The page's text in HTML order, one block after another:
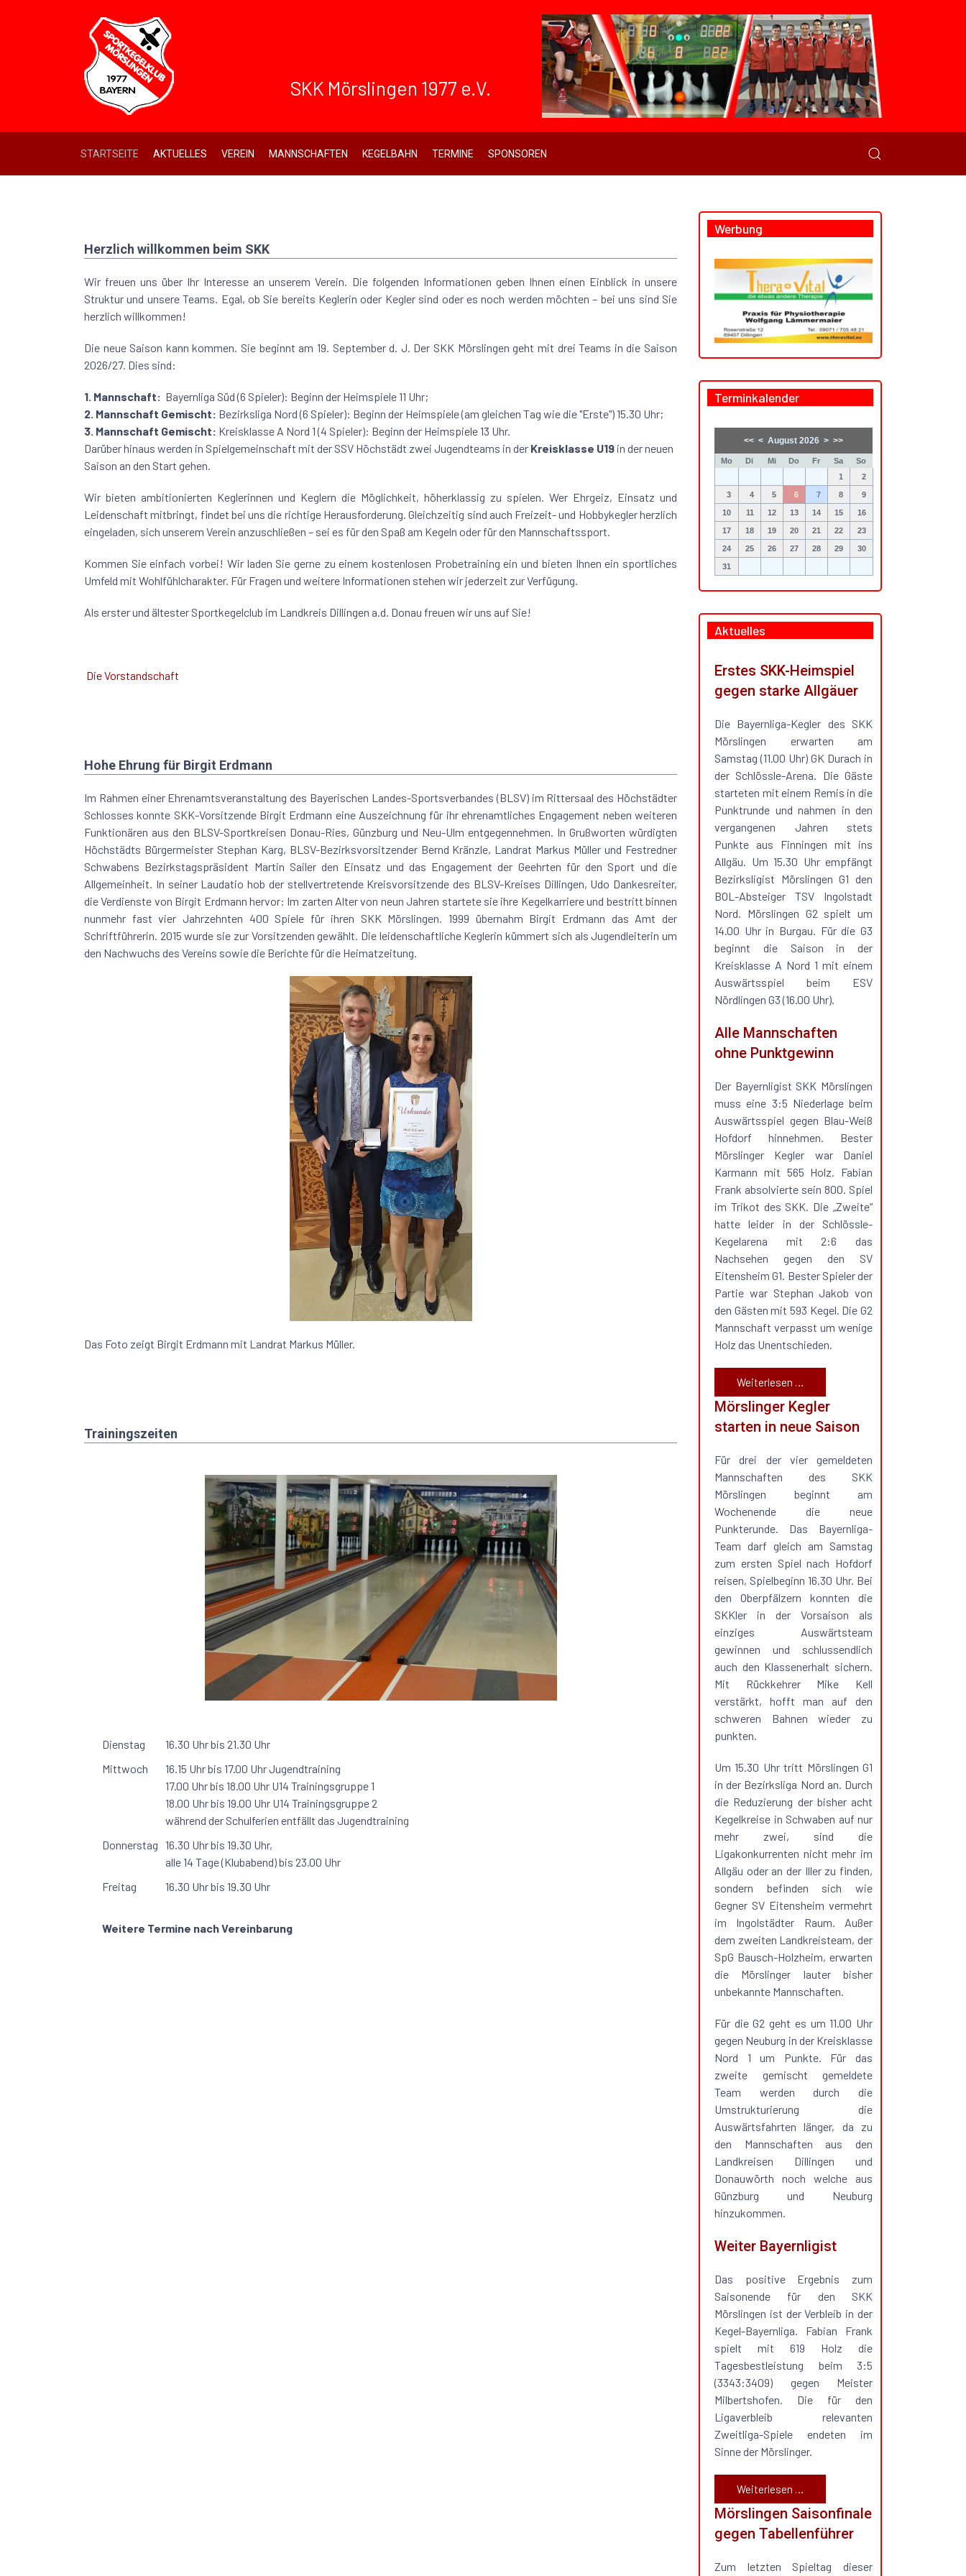
SKK Mörslingen 1977 e.V.
STARTSEITE AKTUELLES VEREIN MANNSCHAFTEN KEGELBAHN TERMINE SPONSOREN
Herzlich willkommen beim SKK
Wir freuen uns über Ihr Interesse an unserem Verein. Die folgenden Informationen geben Ihnen einen Einblick in unsere
Struktur und unsere Teams. Egal, ob Sie bereits Keglerin oder Kegler sind oder es noch werden möchten – bei uns sind Sie
herzlich willkommen!
Die neue Saison kann kommen. Sie beginnt am 19. September d. J. Der SKK Mörslingen geht mit drei Teams in die Saison
2026/27. Dies sind:
1. Mannschaft: Bayernliga Süd (6 Spieler): Beginn der Heimspiele 11 Uhr;
2. Mannschaft Gemischt: Bezirksliga Nord (6 Spieler): Beginn der Heimspiele (am gleichen Tag wie die "Erste") 15.30 Uhr;
3. Mannschaft Gemischt: Kreisklasse A Nord 1 (4 Spieler): Beginn der Heimspiele 13 Uhr.
Darüber hinaus werden in Spielgemeinschaft mit der SSV Höchstädt zwei Jugendteams in der Kreisklasse U19 in der neuen
Saison an den Start gehen.
Wir bieten ambitionierten Keglerinnen und Keglern die Möglichkeit, höherklassig zu spielen. Wer Ehrgeiz, Einsatz und
Leidenschaft mitbringt, findet bei uns die richtige Herausforderung. Gleichzeitig sind auch Freizeit- und Hobbykegler herzlich
eingeladen, sich unserem Verein anzuschließen – sei es für den Spaß am Kegeln oder für den Mannschaftssport.
Kommen Sie einfach vorbei! Wir laden Sie gerne zu einem kostenlosen Probetraining ein und bieten Ihnen ein sportliches
Umfeld mit Wohlfühlcharakter. Für Fragen und weitere Informationen stehen wir jederzeit zur Verfügung.
Als erster und ältester Sportkegelclub im Landkreis Dillingen a.d. Donau freuen wir uns auf Sie!
Die Vorstandschaft
Hohe Ehrung für Birgit Erdmann
Im Rahmen einer Ehrenamtsveranstaltung des Bayerischen Landes-Sportsverbandes (BLSV) im Rittersaal des Höchstädter
Schlosses konnte SKK-Vorsitzende Birgit Erdmann eine Auszeichnung für ihr ehrenamtliches Engagement neben weiteren
Funktionären aus den BLSV-Sportkreisen Donau-Ries, Günzburg und Neu-Ulm entgegennehmen. In Grußworten würdigten
Höchstädts Bürgermeister Stephan Karg, BLSV-Bezirksvorsitzender Bernd Kränzle, Landrat Markus Müller und Festredner
Schwabens Bezirkstagspräsident Martin Sailer den Einsatz und das Engagement der Geehrten für den Sport und die
Allgemeinheit. In seiner Laudatio hob der stellvertretende Kreisvorsitzende des BLSV-Kreises Dillingen, Udo Dankesreiter,
die Verdienste von Birgit Erdmann hervor: Im zarten Alter von neun Jahren startete sie ihre Kegelkarriere und bestritt binnen
nunmehr fast vier Jahrzehnten 400 Spiele für ihren SKK Mörslingen. 1999 übernahm Birgit Erdmann das Amt der
Schriftführerin. 2015 wurde sie zur Vorsitzenden gewählt. Die leidenschaftliche Keglerin kümmert sich als Jugendleiterin um
den Nachwuchs des Vereins sowie die Berichte für die Heimatzeitung.
Das Foto zeigt Birgit Erdmann mit Landrat Markus Müller.
Trainingszeiten
Dienstag
16.30 Uhr bis 21.30 Uhr
Mittwoch
16.15 Uhr bis 17.00 Uhr Jugendtraining
17.00 Uhr bis 18.00 Uhr U14 Trainingsgruppe 1
18.00 Uhr bis 19.00 Uhr U14 Trainingsgruppe 2
während der Schulferien entfällt das Jugendtraining
Donnerstag 16.30 Uhr bis 19.30 Uhr,
alle 14 Tage (Klubabend) bis 23.00 Uhr
Freitag
16.30 Uhr bis 19.30 Uhr
Weitere Termine nach Vereinbarung
Werbung
Terminkalender
<< < August 2026 > >>
Mo Di Mi Do Fr Sa
So
1
2
3 4 5 6 7 8 9
10 11 12 13 14 15 16
17 18 19 20 21 22 23
24 25 26 27 28 29 30
31
Aktuelles
Erstes SKK-Heimspiel
gegen starke Allgäuer
Die Bayernliga-Kegler des SKK
Mörslingen erwarten am
Samstag (11.00 Uhr) GK Durach in
der Schlössle-Arena. Die Gäste
starteten mit einem Remis in die
Punktrunde und nahmen in den
vergangenen Jahren stets
Punkte aus Finningen mit ins
Allgäu. Um 15.30 Uhr empfängt
Bezirksligist Mörslingen G1 den
BOL-Absteiger TSV Ingolstadt
Nord. Mörslingen G2 spielt um
14.00 Uhr in Burgau. Für die G3
beginnt die Saison in der
Kreisklasse A Nord 1 mit einem
Auswärtsspiel beim ESV
Nördlingen G3 (16.00 Uhr).
Alle Mannschaften
ohne Punktgewinn
Der Bayernligist SKK Mörslingen
muss eine 3:5 Niederlage beim
Auswärtsspiel gegen Blau-Weiß
Hofdorf hinnehmen. Bester
Mörslinger Kegler war Daniel
Karmann mit 565 Holz. Fabian
Frank absolvierte sein 800. Spiel
im Trikot des SKK. Die „Zweite“
hatte leider in der Schlössle-
Kegelarena mit 2:6 das
Nachsehen gegen den SV
Eitensheim G1. Bester Spieler der
Partie war Stephan Jakob von
den Gästen mit 593 Kegel. Die G2
Mannschaft verpasst um wenige
Holz das Unentschieden.
Weiterlesen …
Mörslinger Kegler
starten in neue Saison
Für drei der vier gemeldeten
Mannschaften des SKK
Mörslingen beginnt am
Wochenende die neue
Punkterunde. Das Bayernliga-
Team darf gleich am Samstag
zum ersten Spiel nach Hofdorf
reisen, Spielbeginn 16.30 Uhr. Bei
den Oberpfälzern konnten die
SKKler in der Vorsaison als
einziges Auswärtsteam
gewinnen und schlussendlich
auch den Klassenerhalt sichern.
Mit Rückkehrer Mike Kell
verstärkt, hofft man auf den
schweren Bahnen wieder zu
punkten.
Um 15.30 Uhr tritt Mörslingen G1
in der Bezirksliga Nord an. Durch
die Reduzierung der bisher acht
Kegelkreise in Schwaben auf nur
mehr zwei, sind die
Ligakonkurrenten nicht mehr im
Allgäu oder an der Iller zu finden,
sondern befinden sich wie
Gegner SV Eitensheim vermehrt
im Ingolstädter Raum. Außer
dem zweiten Landkreisteam, der
SpG Bausch-Holzheim, erwarten
die Mörslinger lauter bisher
unbekannte Mannschaften.
Für die G2 geht es um 11.00 Uhr
gegen Neuburg in der Kreisklasse
Nord 1 um Punkte. Für das
zweite gemischt gemeldete
Team werden durch die
Umstrukturierung die
Auswärtsfahrten länger, da zu
den Mannschaften aus den
Landkreisen Dillingen und
Donauwörth noch welche aus
Günzburg und Neuburg
hinzukommen.
Weiter Bayernligist
Das positive Ergebnis zum
Saisonende für den SKK
Mörslingen ist der Verbleib in der
Kegel-Bayernliga. Fabian Frank
spielt mit 619 Holz die
Tagesbestleistung beim 3:5
(3343:3409) gegen Meister
Milbertshofen. Die für den
Ligaverbleib relevanten
Zweitliga-Spiele endeten im
Sinne der Mörslinger.
Weiterlesen …
Mörslingen Saisonfinale
gegen Tabellenführer
Zum letzten Spieltag dieser